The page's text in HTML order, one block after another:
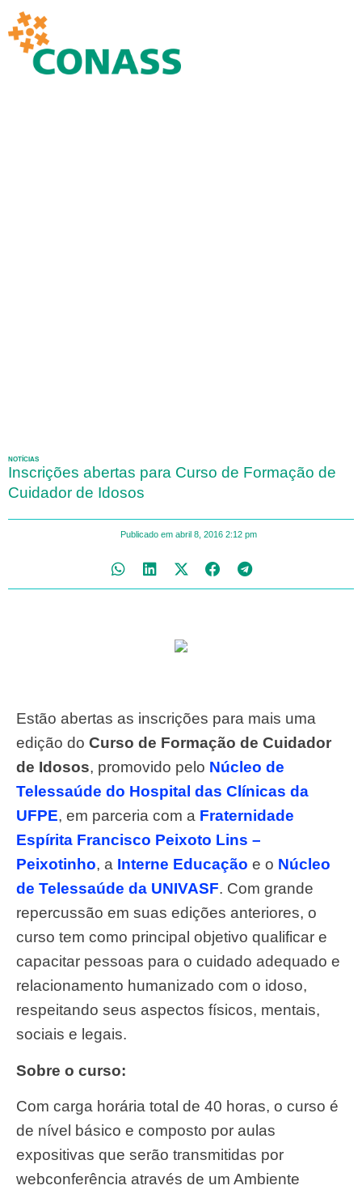
NOTÍCIAS
Inscrições abertas para Curso de Formação de
Cuidador de Idosos
Publicado em abril 8, 2016 2:12 pm
Estão abertas as inscrições para mais uma
edição do Curso de Formação de Cuidador
de Idosos, promovido pelo Núcleo de
Telessaúde do Hospital das Clínicas da
UFPE, em parceria com a Fraternidade
Espírita Francisco Peixoto Lins –
Peixotinho, a Interne Educação e o Núcleo
de Telessaúde da UNIVASF. Com grande
repercussão em suas edições anteriores, o
curso tem como principal objetivo qualificar e
capacitar pessoas para o cuidado adequado e
relacionamento humanizado com o idoso,
respeitando seus aspectos físicos, mentais,
sociais e legais.
Sobre o curso:
Com carga horária total de 40 horas, o curso é
de nível básico e composto por aulas
expositivas que serão transmitidas por
webconferência através de um Ambiente